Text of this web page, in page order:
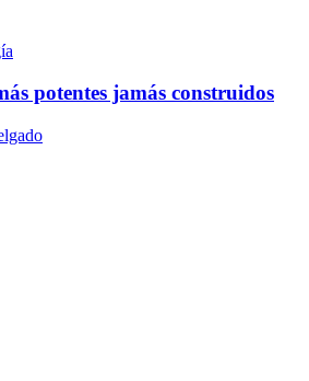
potentes jamás construidos